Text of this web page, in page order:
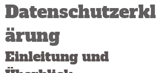
Datenschutzerkl
ärung
Einleitung und